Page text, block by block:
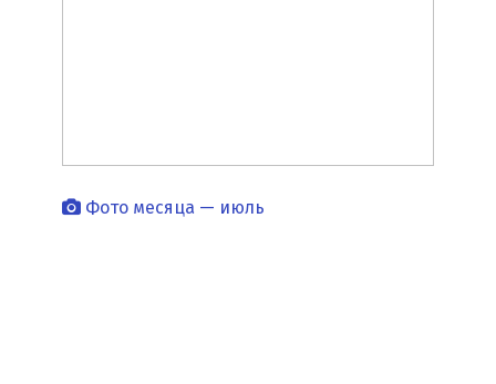
Фото месяца — июль